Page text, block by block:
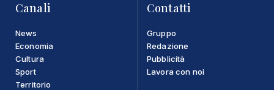
Canali
News
Economia
Cultura
Sport
Territorio
Contatti
Gruppo
Redazione
Pubblicità
Lavora con noi